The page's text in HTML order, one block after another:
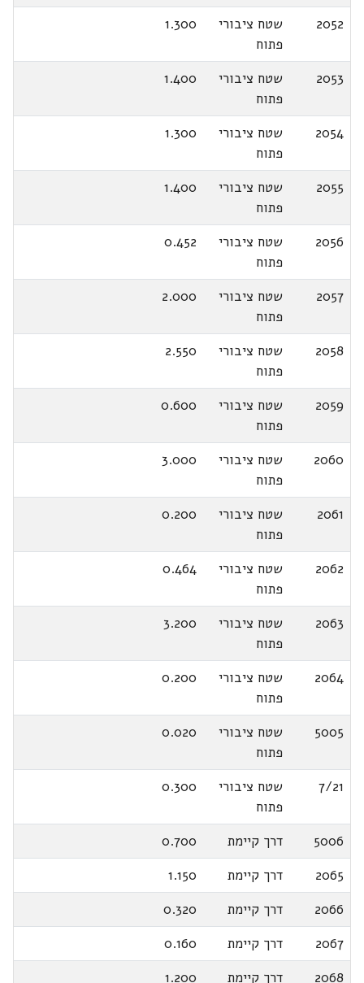
2052
שטח ציבורי
פתוח
1.300
2053
שטח ציבורי
פתוח
1.400
2054
שטח ציבורי
פתוח
1.300
2055
שטח ציבורי
פתוח
1.400
2056
שטח ציבורי
פתוח
0.452
2057
שטח ציבורי
פתוח
2.000
2058
שטח ציבורי
פתוח
2.550
2059
שטח ציבורי
פתוח
0.600
2060
שטח ציבורי
פתוח
3.000
2061
שטח ציבורי
פתוח
0.200
2062
שטח ציבורי
פתוח
0.464
2063
שטח ציבורי
פתוח
3.200
2064
שטח ציבורי
פתוח
0.200
5005
שטח ציבורי
פתוח
0.020
7/21
שטח ציבורי
פתוח
0.300
5006 דרך קיימת
0.700
2065
דרך קיימת
1.150
2066
דרך קיימת
0.320
2067
דרך קיימת
0.160
2068
דרך קיימת 1.200